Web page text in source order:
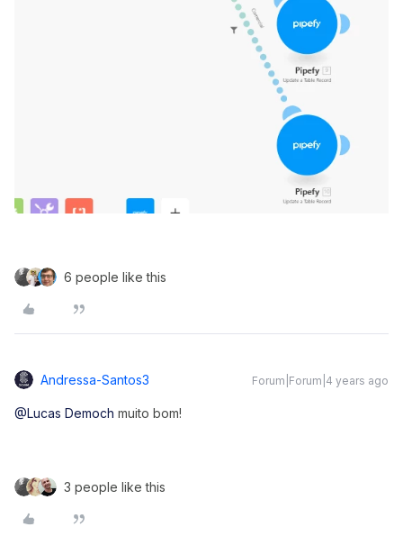
6 people like this
Andressa-Santos3 Forum|Forum|4 years ago
@Lucas Democh muito bom!
3 people like this